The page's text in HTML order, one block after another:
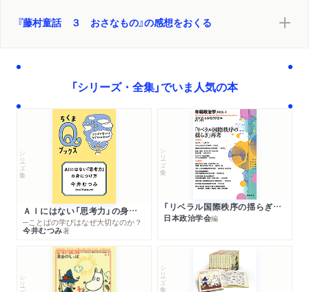
『藤村童話 ３ おさなもの』の感想をおくる
「シリーズ・全集」でいま人気の本
シリーズ・全集
ＡＩにはない「思考力」の身につけ方
─ことばの学びはなぜ大切なのか？
今井むつみ著
シリーズ・全集
「リベラル国際秩序の揺らぎ」再考 年報政治学２０２６‐Ⅰ
日本政治学会編
シリーズ・全集 シリーズ・全集